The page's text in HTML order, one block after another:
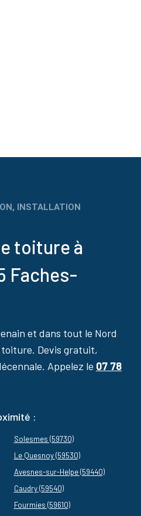
INSTALLATION
toiture à
Faches-
et dans tout le Nord
Devis gratuit,
Appelez le 07 78
:
Solesmes (59730)
Le Quesnoy (59530)
Avesnes-sur-Helpe (59440)
Caudry (59540)
Fourmies (59610)